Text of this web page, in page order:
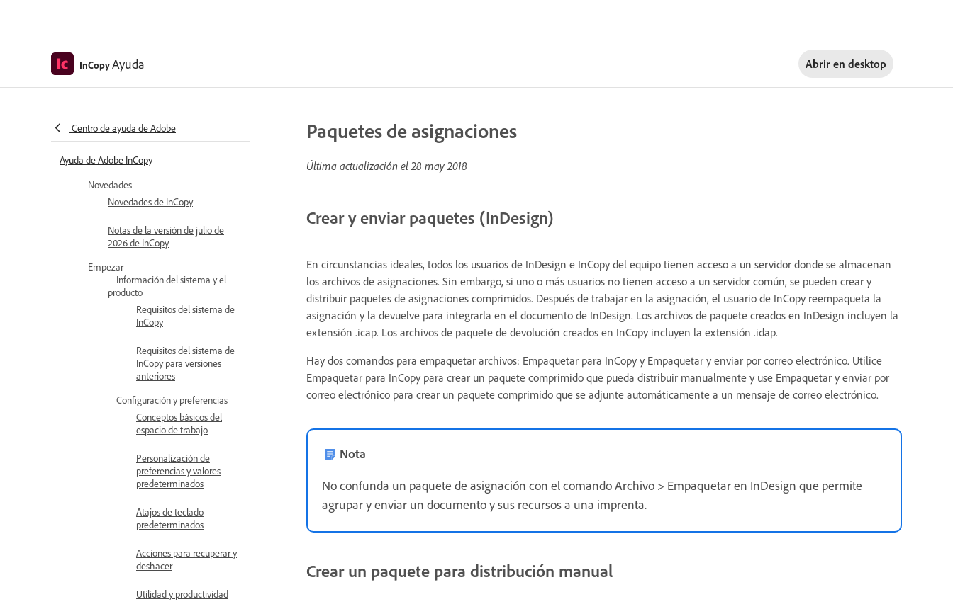
InCopyAyuda Abrir en desktop
Centro de ayuda de Adobe
Ayuda de Adobe InCopy
Novedades
Novedades de InCopy
Notas de la versión de julio de
2026 de InCopy
Empezar
Información del sistema y el
producto
Requisitos del sistema de
InCopy
Requisitos del sistema de
InCopy para versiones
anteriores
Configuración y preferencias
Conceptos básicos del
espacio de trabajo
Personalización de
preferencias y valores
predeterminados
Atajos de teclado
predeterminados
Acciones para recuperar y
deshacer
Utilidad y productividad
Paquetes de asignaciones
Última actualización el28 may 2018
Crear y enviar paquetes (InDesign)
En circunstancias ideales, todos los usuarios de InDesign e InCopy del equipo tienen acceso a un servidor donde se almacenan
los archivos de asignaciones. Sin embargo, si uno o más usuarios no tienen acceso a un servidor común, se pueden crear y
distribuir paquetes de asignaciones comprimidos. Después de trabajar en la asignación, el usuario de InCopy reempaqueta la
asignación y la devuelve para integrarla en el documento de InDesign. Los archivos de paquete creados en InDesign incluyen la
extensión .icap. Los archivos de paquete de devolución creados en InCopy incluyen la extensión .idap.
Hay dos comandos para empaquetar archivos: Empaquetar para InCopy y Empaquetar y enviar por correo electrónico. Utilice
Empaquetar para InCopy para crear un paquete comprimido que pueda distribuir manualmente y use Empaquetar y enviar por
correo electrónico para crear un paquete comprimido que se adjunte automáticamente a un mensaje de correo electrónico.
Nota
No confunda un paquete de asignación con el comando Archivo > Empaquetar en InDesign que permite
agrupar y enviar un documento y sus recursos a una imprenta.
Crear un paquete para distribución manual